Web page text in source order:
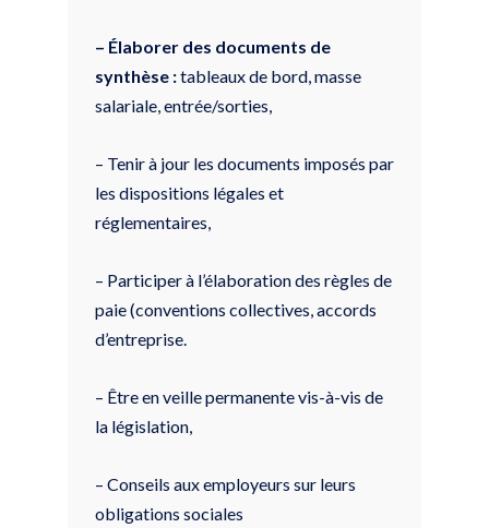
– Élaborer des documents de
synthèse :tableaux de bord, masse
salariale, entrée/sorties,
– Tenir à jour les documents imposés par
les dispositions légales et
réglementaires,
– Participer à l’élaboration des règles de
paie (conventions collectives, accords
d’entreprise.
– Être en veille permanente vis-à-vis de
la législation,
– Conseils aux employeurs sur leurs
obligations sociales